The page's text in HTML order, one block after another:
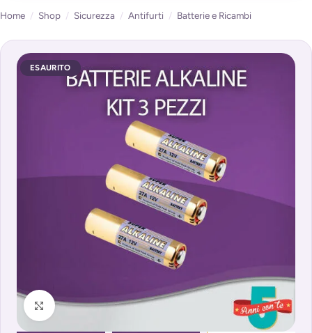
Home / Shop / Sicurezza / Antifurti / Batterie e Ricambi
ESAURITO
Clicca per ingrandire